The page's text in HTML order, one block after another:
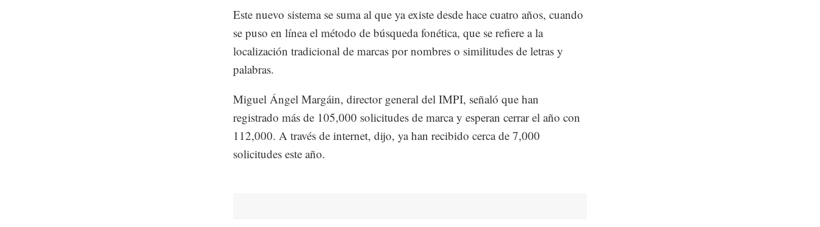
Este nuevo sistema se suma al que ya existe desde hace cuatro años, cuando
se puso en línea el método de búsqueda fonética, que se refiere a la
localización tradicional de marcas por nombres o similitudes de letras y
palabras.
Miguel Ángel Margáin, director general del IMPI, señaló que han
registrado más de 105,000 solicitudes de marca y esperan cerrar el año con
112,000. A través de internet, dijo, ya han recibido cerca de 7,000
solicitudes este año.